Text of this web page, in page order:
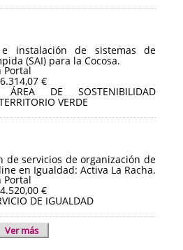
e instalación de sistemas de
(SAI) para la Cocosa.
Portal
€
ÁREA DE SOSTENIBILIDAD
VERDE
de servicios de organización de
en Igualdad: Activa La Racha.
Portal
€
DE IGUALDAD
Ver más